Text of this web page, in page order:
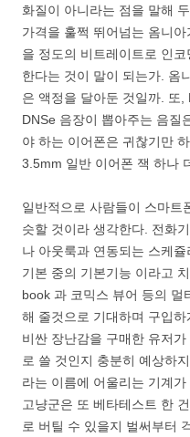
화질이 아니라는 점을 말해
가격을 훌쩍 뛰어넘는 옴니
을 정도의 비트레이트로 인
한다는 것이 말이 되는가. 옴
은 액정을 달아둔 것일까. 또
DNSe 음장이 뽑아주는 음질
야 하는 이어폰은 귀찮기만
3.5mm 일반 이어폰 잭 하나
일반적으로 사람들이 스마트
슷할 것이라 생각한다. 전화
나 아웃룩과 연동되는 스케
기본 중의 기본기능 이라고
book 과 코믹스 뷰어 등의 멀
해 줄것으로 기대하며 구입
비싼 장난감을 구매한 유저
로 쓸 것인지 충분히 예상하
라는 이름에 어울리는 기계
고냥군은 또 베타테스트 한
로 버틸 수 있을지 벌써부터